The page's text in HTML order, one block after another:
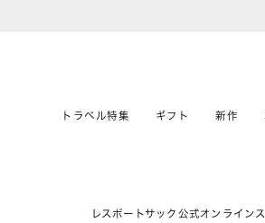
トラベル特集 ギフト 新作
レスポートサック公式オンライン